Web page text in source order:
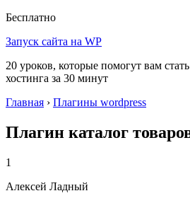
Бесплатно
Запуск сайта на WP
20 уроков, которые помогут вам
хостинга за 30 минут
Главная › Плагины wordpress
Плагин каталог
1
Алексей Ладный